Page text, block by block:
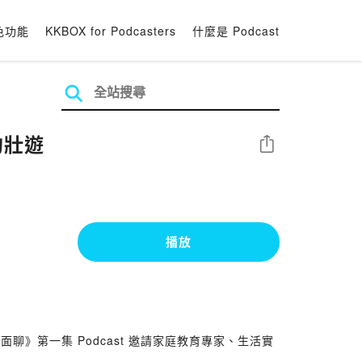
功能 KKBOX for Podcasters 什麼是 Podcast
遊 分享
播放
聊》第一集 Podcast 邀請家庭教育專家、生活實